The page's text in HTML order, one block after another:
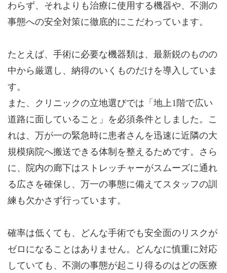
>>病院なびで医療機関の詳細を見る
わらず、それよりも治療に使用する機器や、不測の
事態への安全対策に徹底的にこだわっています。
たとえば、手術に必要な機器類は、最新鋭のものの
中から厳選し、納得のいくものだけを導入していま
す。
また、クリニックの立地選びでは「地上1階で広い
道路に面していること」を必須条件としました。こ
れは、万が一の緊急時に患者さんを迅速に近隣の大
規模病院へ搬送できる体制を整えるためです。さら
に、院内の廊下はストレッチャーがスムーズに通れ
る広さを確保し、万一の事態に備えてスタッフの訓
練も欠かさず行っています。
確率は低くても、どんな手術でも安全面のリスクが
ゼロになることはありません。どんなに慎重に対応
していても、不測の事態が起こり得るのはどの医療